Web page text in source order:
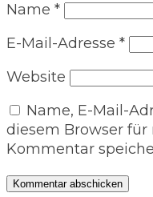
Name *
E-Mail-Adresse *
Website
Name, E-Mail-
diesem Browser
Kommentar